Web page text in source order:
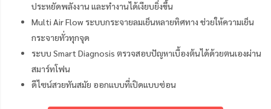
ประหยัดพลังงาน และทำงานได้เงียบยิ่งขึ้น
Multi Air Flow ระบบกระจายลมเย็นหลายทิศทาง ช่วยให้ความเย็น
กระจายทั่วทุกจุด
ระบบ Smart Diagnosis ตรวจสอบปัญหาเบื้องต้นได้ด้วยตนเองผ่าน
สมาร์ทโฟน
ดีไซน์สวยทันสมัย ออกแบบที่เปิดแบบซ่อน